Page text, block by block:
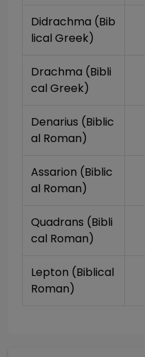
Didrachma (Bib
lical Greek)
Drachma (Bibli
cal Greek)
Denarius (Biblic
al Roman)
Assarion (Biblic
al Roman)
Quadrans (Bibli
cal Roman)
Lepton (Biblical
Roman)